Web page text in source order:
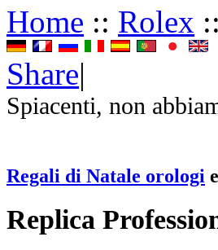
Home :: Rolex ::
Share|
Spiacenti, non
Regali di Natale orologi e
Replica